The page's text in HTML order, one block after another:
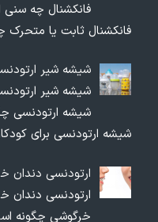
فانکشنال چه
فانکشنال ثابت یا متحرک
شیشه شیر
شیشه شیر
شیشه ارتودنسی
شیشه ارتودنسی برای
ارتودنسی دندان
ارتودنسی دندان
خرگوشی چگونه